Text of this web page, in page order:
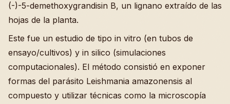
(-)-5-demethoxygrandisin B, un lignano extraído de las
hojas de la planta.
Este fue un estudio de tipo in vitro (en tubos de
ensayo/cultivos) y in silico (simulaciones
computacionales). El método consistió en exponer
formas del parásito Leishmania amazonensis al
compuesto y utilizar técnicas como la microscopía